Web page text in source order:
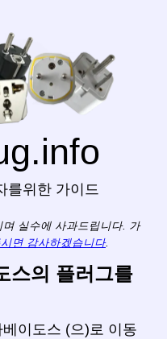
를위한 가이드
실수에 사과드립니다. 가
면 감사하겠습니다.
스의 플러그를
이도스 (으)로 이동